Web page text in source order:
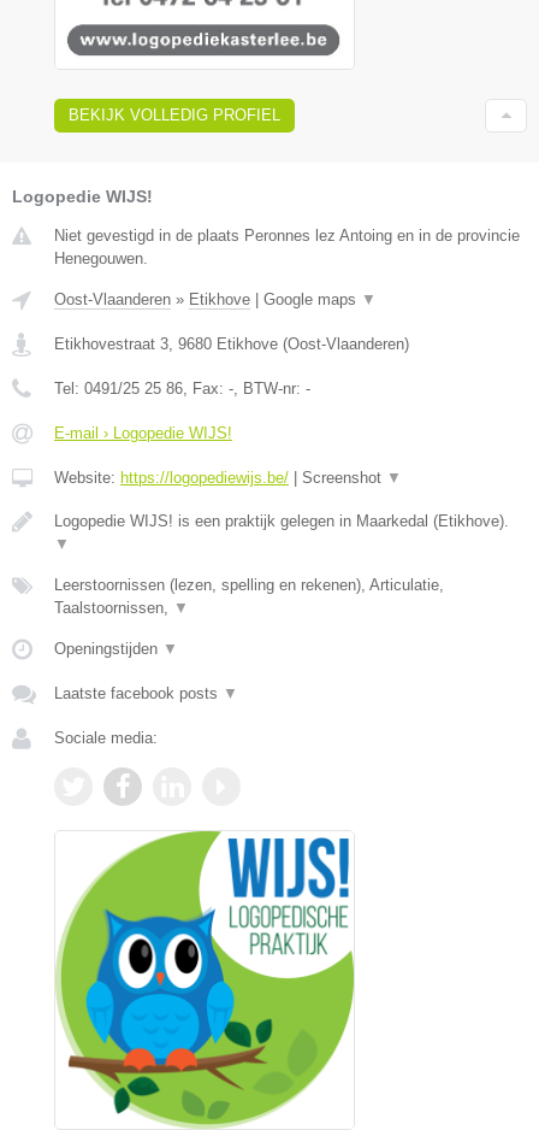
BEKIJK VOLLEDIG PROFIEL
Logopedie WIJS!
Niet gevestigd in de plaats Peronnes lez Antoing en in de provincie
Henegouwen.
Oost-Vlaanderen » Etikhove Google maps ▼
Etikhovestraat 3, 9680 Etikhove (Oost-Vlaanderen)
Tel: 0491/25 25 86, Fax: -, BTW-nr: -
E-mail › Logopedie WIJS!
Website: https://logopediewijs.be/ Screenshot ▼
Logopedie WIJS! is een praktijk gelegen in Maarkedal (Etikhove).
▼
Leerstoornissen (lezen, spelling en rekenen), Articulatie,
Taalstoornissen, ▼
Openingstijden ▼
Laatste facebook posts ▼
Sociale media: